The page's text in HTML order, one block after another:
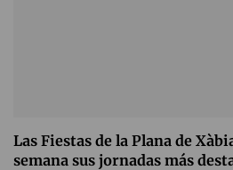
Las Fiestas de la Plana de
semana sus jornadas más